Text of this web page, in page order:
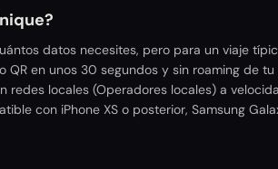
datos necesites, pero para un viaje
en unos 30 segundos y sin roaming de
locales (Operadores locales) a
con iPhone XS o posterior, Samsung